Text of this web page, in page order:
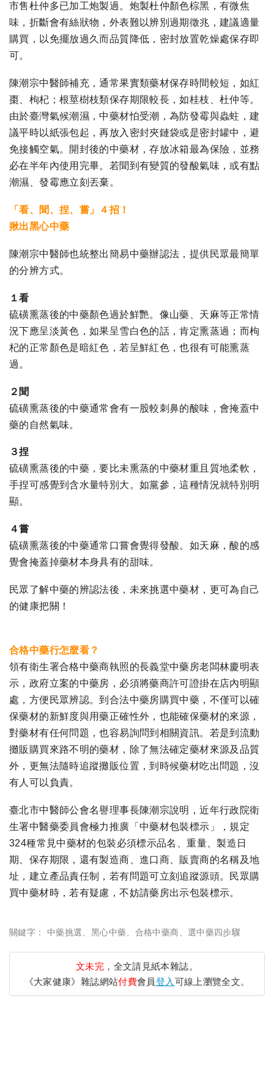
市售杜仲多已加工炮製過。炮製杜仲顏色棕黑，有微焦
味，折斷會有絲狀物，外表難以辨別過期徵兆，建議適量
購買，以免擺放過久而品質降低，密封放置乾燥處保存即
可。
陳潮宗中醫師補充，通常果實類藥材保存時間較短，如紅
棗、枸杞；根莖樹枝類保存期限較長，如桂枝、杜仲等。
由於臺灣氣候潮濕，中藥材怕受潮，為防發霉與蟲蛀，建
議平時以紙張包起，再放入密封夾鏈袋或是密封罐中，避
免接觸空氣。開封後的中藥材，存放冰箱最為保險，並務
必在半年內使用完畢。若聞到有變質的發酸氣味，或有點
潮濕、發霉應立刻丟棄。
「看、聞、捏、嘗」４招！
揪出黑心中藥
陳潮宗中醫師也統整出簡易中藥辦認法，提供民眾最簡單
的分辨方式。
１看
硫磺熏蒸後的中藥顏色過於鮮艷。像山藥、天麻等正常情
況下應呈淡黃色，如果呈雪白色的話，肯定熏蒸過；而枸
杞的正常顏色是暗紅色，若呈鮮紅色，也很有可能熏蒸
過。
２聞
硫磺熏蒸後的中藥通常會有一股較刺鼻的酸味，會掩蓋中
藥的自然氣味。
３捏
硫磺熏蒸後的中藥，要比未熏蒸的中藥材重且質地柔軟，
手捏可感覺到含水量特別大。如黨參，這種情況就特別明
顯。
４嘗
硫磺熏蒸後的中藥通常口嘗會覺得發酸。如天麻，酸的感
覺會掩蓋掉藥材本身具有的甜味。
民眾了解中藥的辨認法後，未來挑選中藥材，更可為自己
的健康把關！
合格中藥行怎麼看？
領有衛生署合格中藥商執照的長義堂中藥房老闆林慶明表
示，政府立案的中藥房，必須將藥商許可證掛在店內明顯
處，方便民眾辨認。到合法中藥房購買中藥，不僅可以確
保藥材的新鮮度與用藥正確性外，也能確保藥材的來源，
對藥材有任何問題，也容易詢問到相關資訊。若是到流動
攤販購買來路不明的藥材，除了無法確定藥材來源及品質
外，更無法隨時追蹤攤販位置，到時候藥材吃出問題，沒
有人可以負責。
臺北市中醫師公會名譽理事長陳潮宗說明，近年行政院衛
生署中醫藥委員會極力推廣「中藥材包裝標示」，規定
324種常見中藥材的包裝必須標示品名、重量、製造日
期、保存期限，還有製造商、進口商、販賣商的名稱及地
址，建立產品責任制，若有問題可立刻追蹤源頭。民眾購
買中藥材時，若有疑慮，不妨請藥房出示包裝標示。
關鍵字： 中藥挑選 黑心中藥 合格中藥商 選中藥四步驟
文未完 ，全文請見紙本雜誌。
《大家健康》雜誌網站付費會員登入 可線上瀏覽全文。